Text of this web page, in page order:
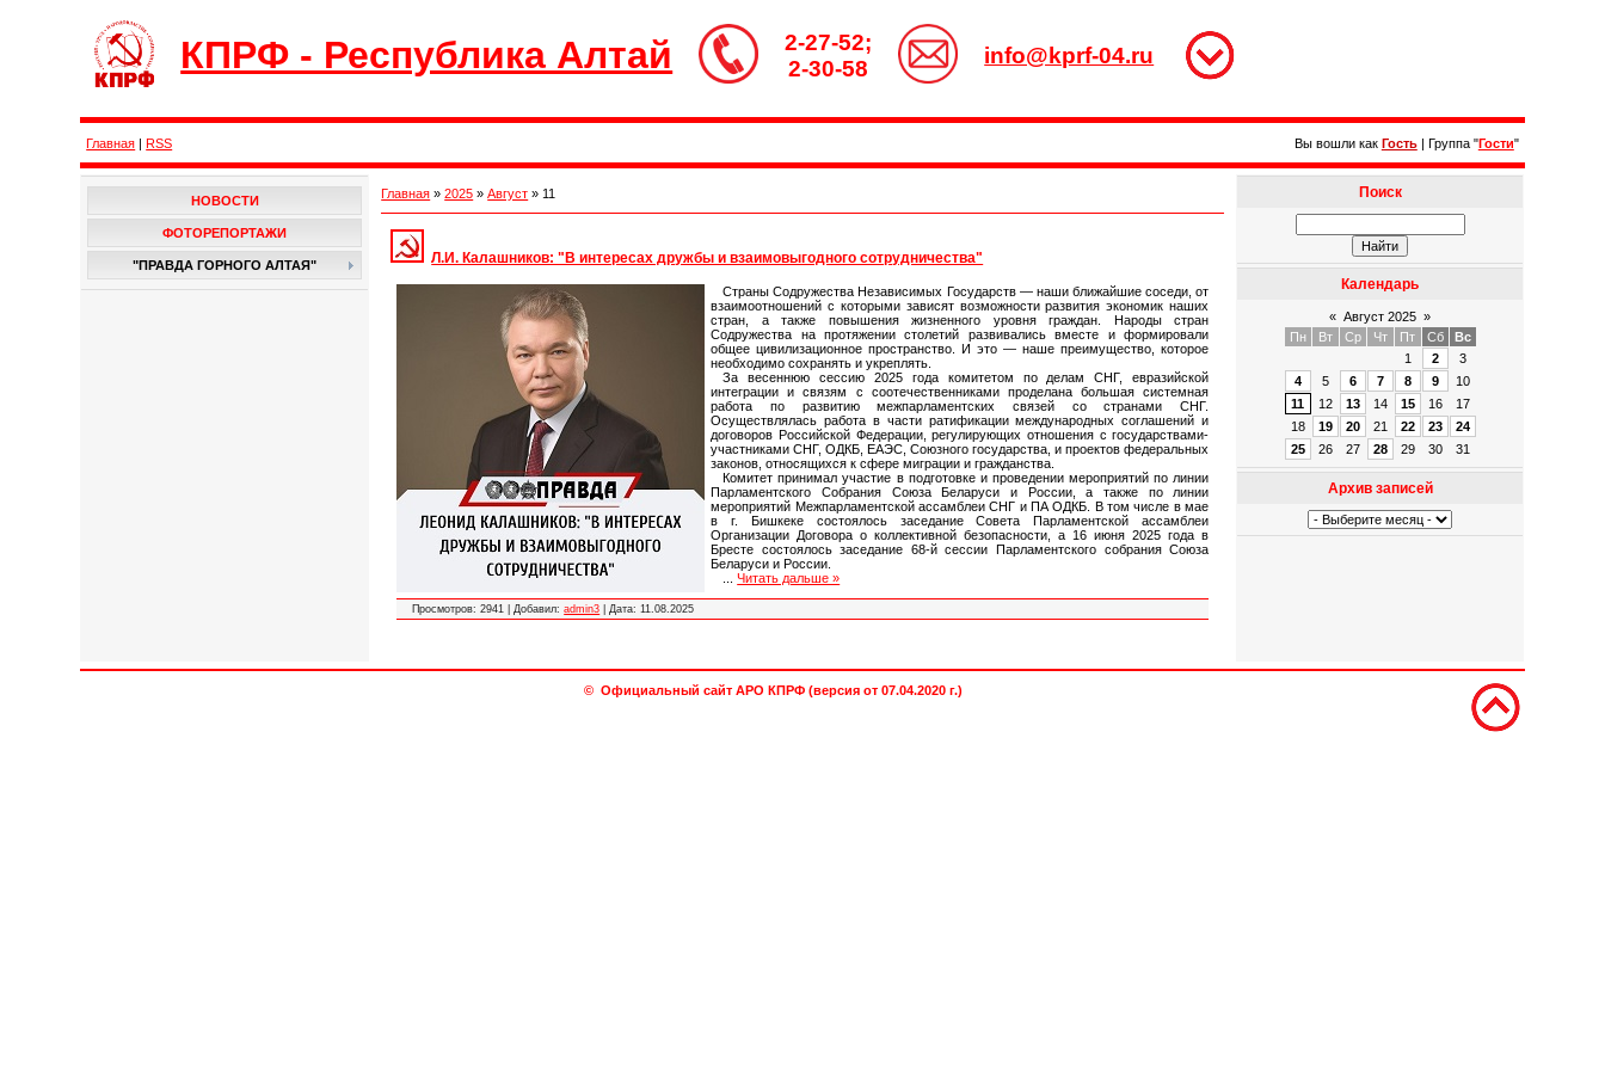
КПРФ - Республика Алтай
2-27-52;
2-30-58
info@kprf-04.ru
Главная |RSS Вы вошли как Гость| Группа "Гости"
НОВОСТИ
ФОТОРЕПОРТАЖИ
"ПРАВДА ГОРНОГО АЛТАЯ"
Главная »2025 » Август » 11
Л.И. Калашников: "В интересах дружбы и взаимовыгодного сотрудничества"
Страны Содружества Независимых Государств — наши ближайшие соседи, от
взаимоотношений с которыми зависят возможности развития экономик наших
стран, а также повышения жизненного уровня граждан. Народы стран
Содружества на протяжении столетий развивались вместе и формировали
общее цивилизационное пространство. И это — наше преимущество, которое
необходимо сохранять и укреплять.
За весеннюю сессию 2025 года комитетом по делам СНГ, евразийской
интеграции и связям с соотечественниками проделана большая системная
работа по развитию межпарламентских связей со странами СНГ.
Осуществлялась работа в части ратификации международных соглашений и
договоров Российской Федерации, регулирующих отношения с государствами-
участниками СНГ, ОДКБ, ЕАЭС, Союзного государства, и проектов федеральных
законов, относящихся к сфере миграции и гражданства.
Комитет принимал участие в подготовке и проведении мероприятий по линии
Парламентского Собрания Союза Беларуси и России, а также по линии
мероприятий Межпарламентской ассамблеи СНГ и ПА ОДКБ. В том числе в мае
в г. Бишкеке состоялось заседание Совета Парламентской ассамблеи
Организации Договора о коллективной безопасности, а 16 июня 2025 года в
Бресте состоялось заседание 68-й сессии Парламентского собрания Союза
Беларуси и России.
...Читать дальше »
Просмотров: 2941 Добавил: admin3 Дата: 11.08.2025
Поиск
Календарь
« Август 2025 »
Пн
Вт Ср Чт Пт Сб
Вс
1
2
3
4
5 6 7 8 9
10
11
12 13 14 15 16
17
18
19 20 21 22 23
24
25
26 27 28 29 30 31
Архив записей
© Официальный сайт АРО КПРФ (версия от 07.04.2020 г.)